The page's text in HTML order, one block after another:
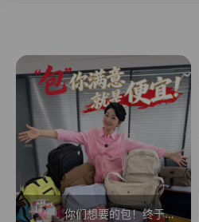
你们想要的包！终于来了！包你满意！